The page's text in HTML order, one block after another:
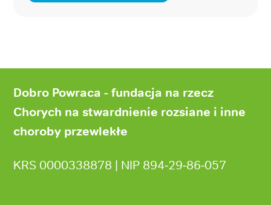
stronyDobro Powraca - fundacja na rzecz
Chorych na stwardnienie rozsiane i inne
choroby przewlekłe
KRS 0000338878 | NIP 894‑29‑86‑057